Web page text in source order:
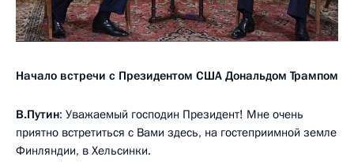
Начало встречи с Президентом США Дональдом Трампом
В.Путин: Уважаемый господин Президент! Мне очень
приятно встретиться с Вами здесь, на гостеприимной земле
Финляндии, в Хельсинки.